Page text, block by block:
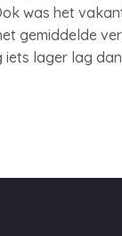
was het
gemiddelde
lager lag